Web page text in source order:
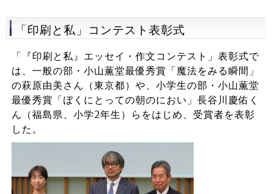
「印刷と私」コンテスト表彰式
「『印刷と私』エッセイ・作文コンテスト」表彰式で
は、一般の部・小山薫堂最優秀賞「魔法をみる瞬間」
の萩原由美さん（東京都）や、小学生の部・小山薫堂
最優秀賞「ぼくにとっての朝のにおい」長谷川慶佑く
ん（福島県、小学2年生）らをはじめ、受賞者を表彰
した。